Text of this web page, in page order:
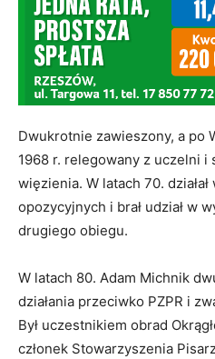
Dwukrotnie zawieszony, a po
1968 r. relegowany z uczelni i
więzienia. W latach 70.
opozycyjnych i brał udział w
drugiego obiegu.
W latach 80. Adam Michnik
działania przeciwko PZPR i
Był uczestnikiem obrad
członek Stowarzyszenia